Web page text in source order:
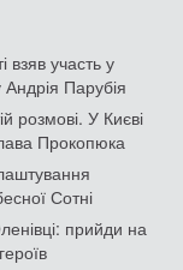
взяв участь у
Парубія
розмові. У Києві
Прокопюка
Сотні
прийди на